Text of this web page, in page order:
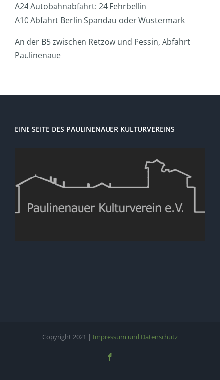
A24 Autobahnabfahrt: 24 Fehrbellin
A10 Abfahrt Berlin Spandau oder Wustermark
An der B5 zwischen Retzow und Pessin, Abfahrt
Paulinenaue
EINE SEITE DES PAULINENAUER KULTURVEREINS
Copyright 2021 | Impressum und Datenschutz